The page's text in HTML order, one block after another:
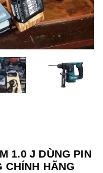
1.0 J DÙNG PIN
CHÍNH HÃNG